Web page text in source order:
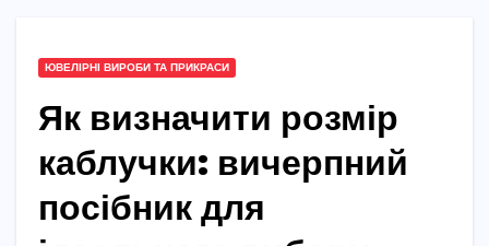
ЮВЕЛІРНІ ВИРОБИ ТА ПРИКРАСИ
Як визначити розмір
каблучки: вичерпний
посібник для